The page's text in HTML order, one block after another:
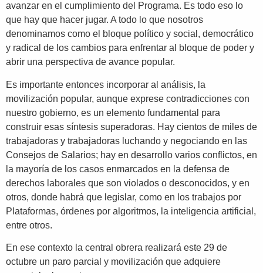
avanzar en el cumplimiento del Programa. Es todo eso lo
que hay que hacer jugar. A todo lo que nosotros
denominamos como el bloque político y social, democrático
y radical de los cambios para enfrentar al bloque de poder y
abrir una perspectiva de avance popular.
Es importante entonces incorporar al análisis, la
movilización popular, aunque exprese contradicciones con
nuestro gobierno, es un elemento fundamental para
construir esas síntesis superadoras. Hay cientos de miles de
trabajadoras y trabajadoras luchando y negociando en las
Consejos de Salarios; hay en desarrollo varios conflictos, en
la mayoría de los casos enmarcados en la defensa de
derechos laborales que son violados o desconocidos, y en
otros, donde habrá que legislar, como en los trabajos por
Plataformas, órdenes por algoritmos, la inteligencia artificial,
entre otros.
En ese contexto la central obrera realizará este 29 de
octubre un paro parcial y movilización que adquiere